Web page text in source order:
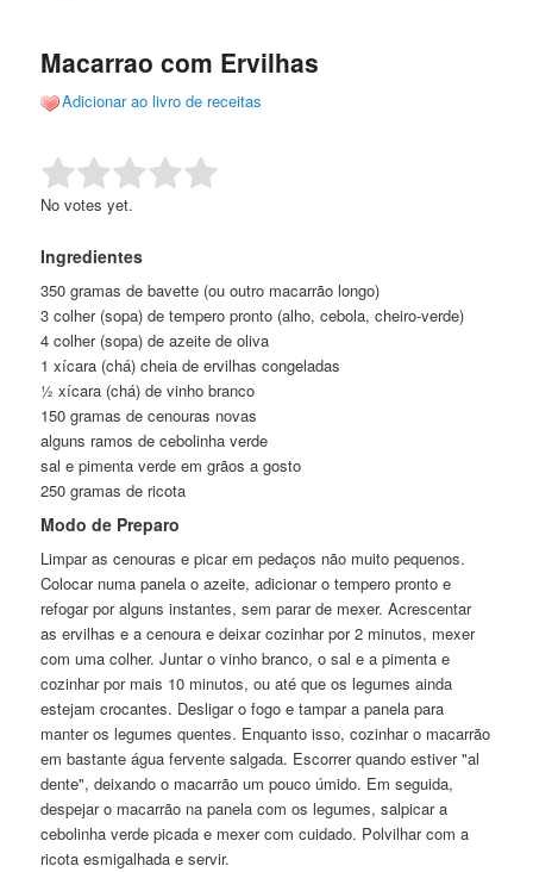
conteúdo
conteúdo
Macarrao com Ervilhas
Adicionar ao livro de receitas
Rate this item: Submit Rating
No votes yet.
Ingredientes
350 gramas de bavette (ou outro macarrão longo)
3 colher (sopa) de tempero pronto (alho, cebola, cheiro-verde)
4 colher (sopa) de azeite de oliva
1 xícara (chá) cheia de ervilhas congeladas
½ xícara (chá) de vinho branco
150 gramas de cenouras novas
alguns ramos de cebolinha verde
sal e pimenta verde em grãos a gosto
250 gramas de ricota
Modo de Preparo
Limpar as cenouras e picar em pedaços não muito pequenos.
Colocar numa panela o azeite, adicionar o tempero pronto e
refogar por alguns instantes, sem parar de mexer. Acrescentar
as ervilhas e a cenoura e deixar cozinhar por 2 minutos, mexer
com uma colher. Juntar o vinho branco, o sal e a pimenta e
cozinhar por mais 10 minutos, ou até que os legumes ainda
estejam crocantes. Desligar o fogo e tampar a panela para
manter os legumes quentes. Enquanto isso, cozinhar o macarrão
em bastante água fervente salgada. Escorrer quando estiver "al
dente", deixando o macarrão um pouco úmido. Em seguida,
despejar o macarrão na panela com os legumes, salpicar a
cebolinha verde picada e mexer com cuidado. Polvilhar com a
ricota esmigalhada e servir.